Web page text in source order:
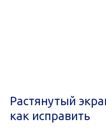
Растянутый
как исправить